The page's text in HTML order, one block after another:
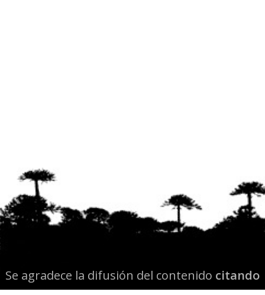
Se agradece la difusión del contenido citando